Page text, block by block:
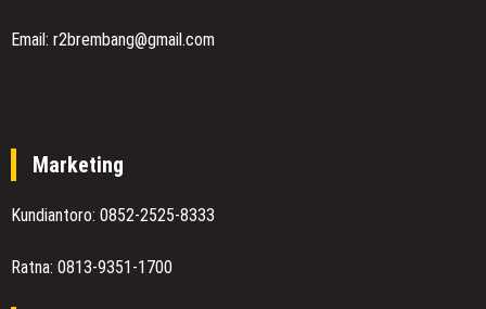
Email: r2brembang@gmail.com
Marketing
Kundiantoro: 0852-2525-8333
Ratna: 0813-9351-1700